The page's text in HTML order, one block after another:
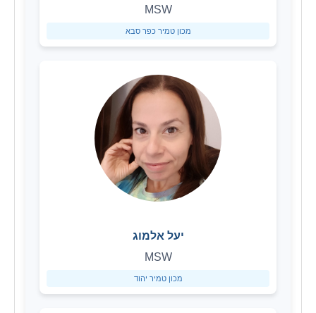
MSW
מכון טמיר כפר סבא
יעל אלמוג
MSW
מכון טמיר יהוד